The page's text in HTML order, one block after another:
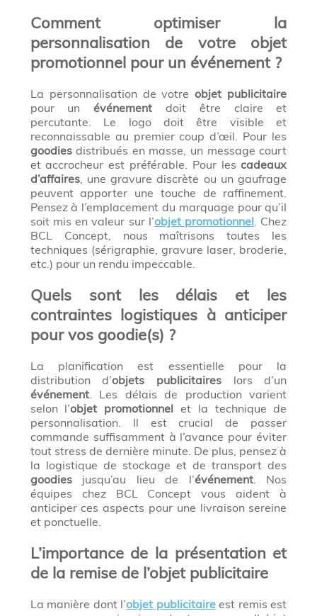
Comment optimiser la
personnalisation de votre objet
promotionnel pour un événement ?
La personnalisation de votreobjet publicitaire
pour unévénement doit être claire et
percutante. Le logo doit être visible et
reconnaissable au premier coup d’œil. Pour les
goodiesdistribués en masse, un message court
et accrocheur est préférable. Pour lescadeaux
d’affaires, une gravure discrète ou un gaufrage
peuvent apporter une touche de raffinement.
Pensez à l’emplacement du marquage pour qu’il
soit mis en valeur sur l’objet promotionnel. Chez
BCL Concept, nous maîtrisons toutes les
techniques (sérigraphie, gravure laser, broderie,
etc.) pour un rendu impeccable.
Quels sont les délais et les
contraintes logistiques à anticiper
pour vos goodie(s) ?
La planification est essentielle pour la
distribution d’objets publicitaires lors d’un
événement. Les délais de production varient
selon l’objet promotionnel et la technique de
personnalisation. Il est crucial de passer
commande suffisamment à l’avance pour éviter
tout stress de dernière minute. De plus, pensez à
la logistique de stockage et de transport des
goodiesjusqu’au lieu de l’événement. Nos
équipes chez BCL Concept vous aident à
anticiper ces aspects pour une livraison sereine
et ponctuelle.
L’importance de la présentation et
de la remise de l’objet publicitaire
La manière dont l’objet publicitaireest remis est